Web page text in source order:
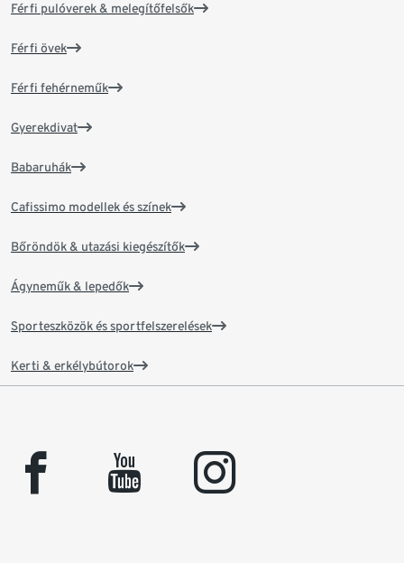
Férfi pulóverek & melegítőfelsők
Férfi övek
Férfi fehérneműk
Gyerekdivat
Babaruhák
Cafissimo modellek és színek
Bőröndök & utazási kiegészítők
Ágyneműk & lepedők
Sporteszközök és sportfelszerelések
Kerti & erkélybútorok
facebook youtube instagram